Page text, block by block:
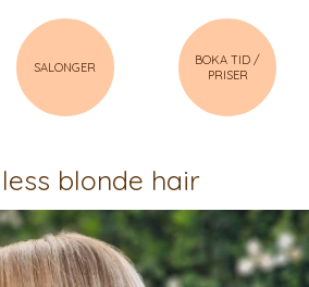
SALONGER
BOKA TID /
PRISER
blonde hair